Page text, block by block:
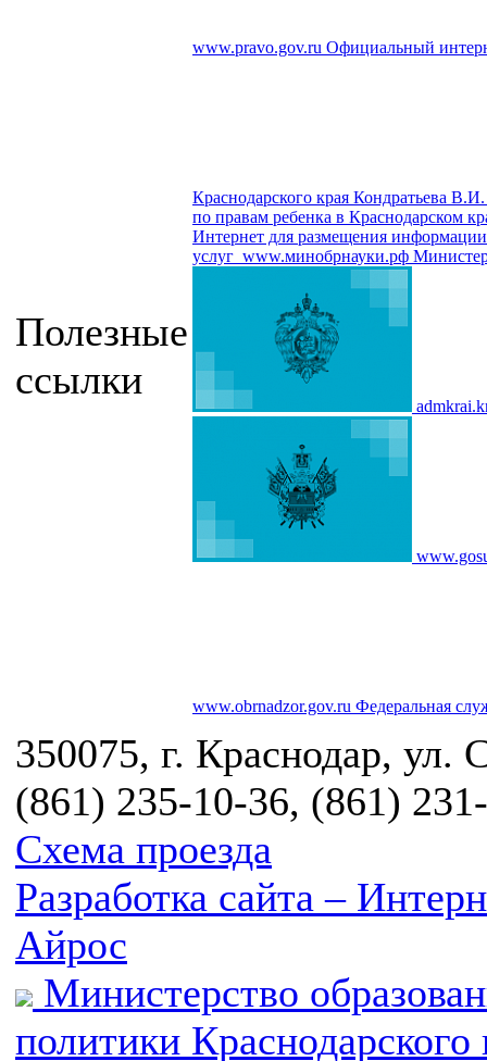
Полезные
ссылки
www.pravo.gov.ru Официальный
Краснодарского края Кондратьева В.И.
по правам ребенка в Краснодарском
Интернет для размещения информации
услуг www.минобрнауки.рф
www.obrnadzor.gov.ru Федеральная
350075, г. Краснодар, ул.
(861) 235-10-36, (861)
Схема проезда
Разработка сайта –
Айрос
Министерство
политики Краснодарского